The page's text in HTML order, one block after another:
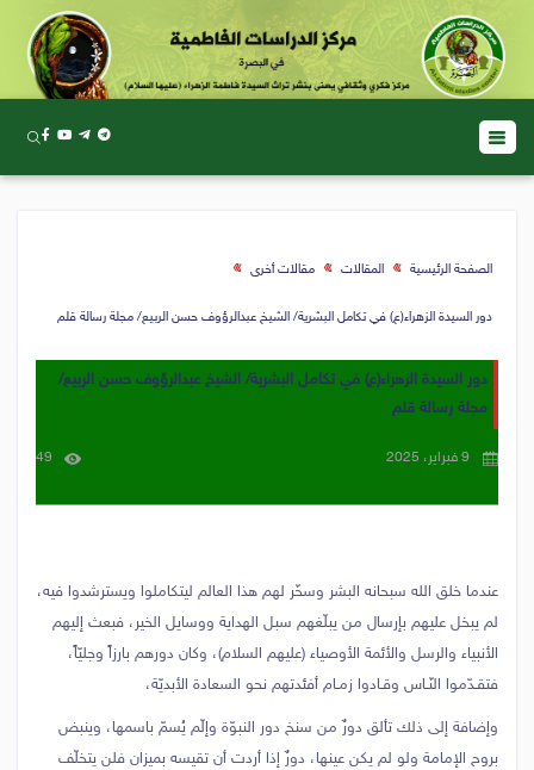
الصفحة الرئيسية المقالات مقالات أخرى
دور السيدة الزهراء(ع) في تكامل البشرية/ الشيخ عبدالرؤوف حسن الربيع/ مجلة رسالة قلم
دور السيدة الزهراء(ع) في تكامل البشرية/ الشيخ عبدالرؤوف حسن الربيع/
مجلة رسالة قلم
9 فبراير، 2025 49
عندما خلق الله سبحانه البشر وسخّر لهم هذا العالم ليتكاملوا ويسترشدوا فيه،
لم يبخل عليهم بإرسال من يبلّغهم سبل الهداية ووسايل الخير، فبعث إليهم
الأنبياء والرسل والأئمة الأوصياء (عليهم السلام)، وكان دورهم بارزاً وجليّاً،
فتقـدّموا النّـاس وقـادوا زمـام أفئدتهم نحو السعادة الأبديّة،
وإضافة إلى ذلك تألق دورٌ من سنخ دور النبوّة وإلّم يُسمّ باسمها، وينبض
بروح الإمامة ولو لم يكن عينها، دورٌ إذا أردت أن تقيسه بميزان فلن يتخلّف